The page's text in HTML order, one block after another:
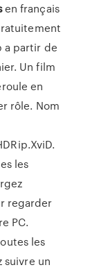
en français
a partir de
Un film
en
rôle. Nom
les
regarder
PC.
les
suivre un